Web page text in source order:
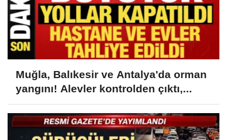
Muğla, Balıkesir ve Antalya'da orman
yangını! Alevler kontrolden çıktı,...